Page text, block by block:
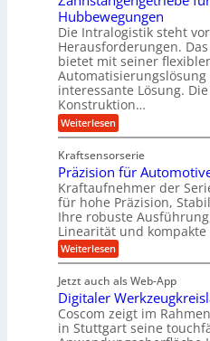
o
u
n
d
w
e
n
i
e
B
ü
r
o
k
r
a
t
i
m
V
e
r
g
l
e
i
h
c
h
e
i
n
2
2
V
a
r
i
n
e
n
e
s
b
e
z
i
e
h
t
n
e
e
n
S
t
a
n
d
o
r
i
n
R
ü
s
c
h
e
n
a
u
c
h
i
n
Z
e
e
n
v
o
n
K
I
w
i
c
h
t
Hubbewegungen
Die Intralogistik steht
Herausforderungen.
bietet mit seiner
Automatisierungslösung
interessante Lösung.
Konstruktion…
Weiterlesen:
Z
h
n
s
t
a
n
g
e
n
e
t
r
i
e
Kraftsensorserie
Präzision für
Kraftaufnehmer der
für hohe Präzision,
Ihre robuste
Linearität und
Weiterlesen:
P
ä
z
i
s
i
Jetzt auch als Web-App
Digitaler
Coscom zeigt im
in Stuttgart seine